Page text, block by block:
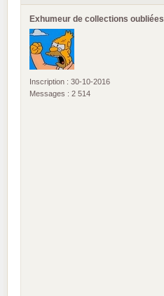
Exhumeur de collections oubliées
Inscription : 30-10-2016
Messages : 2 514